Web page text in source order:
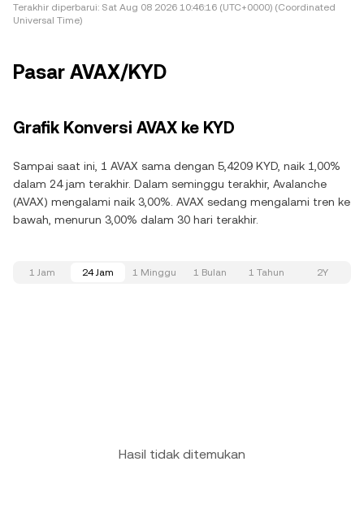
Terakhir diperbarui: Sat Aug 08 2026 10:46:16 (UTC+0000) (Coordinated
Universal Time)
Pasar AVAX/KYD
Grafik Konversi AVAX ke KYD
Sampai saat ini, 1 AVAX sama dengan 5,4209 KYD, naik 1,00%
dalam 24 jam terakhir. Dalam seminggu terakhir, Avalanche
(AVAX) mengalami naik 3,00%. AVAX sedang mengalami tren ke
bawah, menurun 3,00% dalam 30 hari terakhir.
1 Jam 24 Jam 1 Minggu 1 Bulan 1 Tahun 2Y
Hasil tidak ditemukan